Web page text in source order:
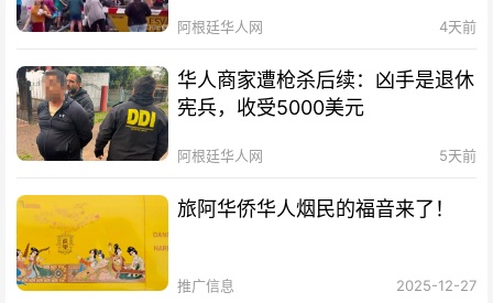
阿根廷华人网 4天前
华人商家遭枪杀后续：凶手是退休
宪兵，收受5000美元
阿根廷华人网 5天前
旅阿华侨华人烟民的福音来了！
推广信息 2025-12-27